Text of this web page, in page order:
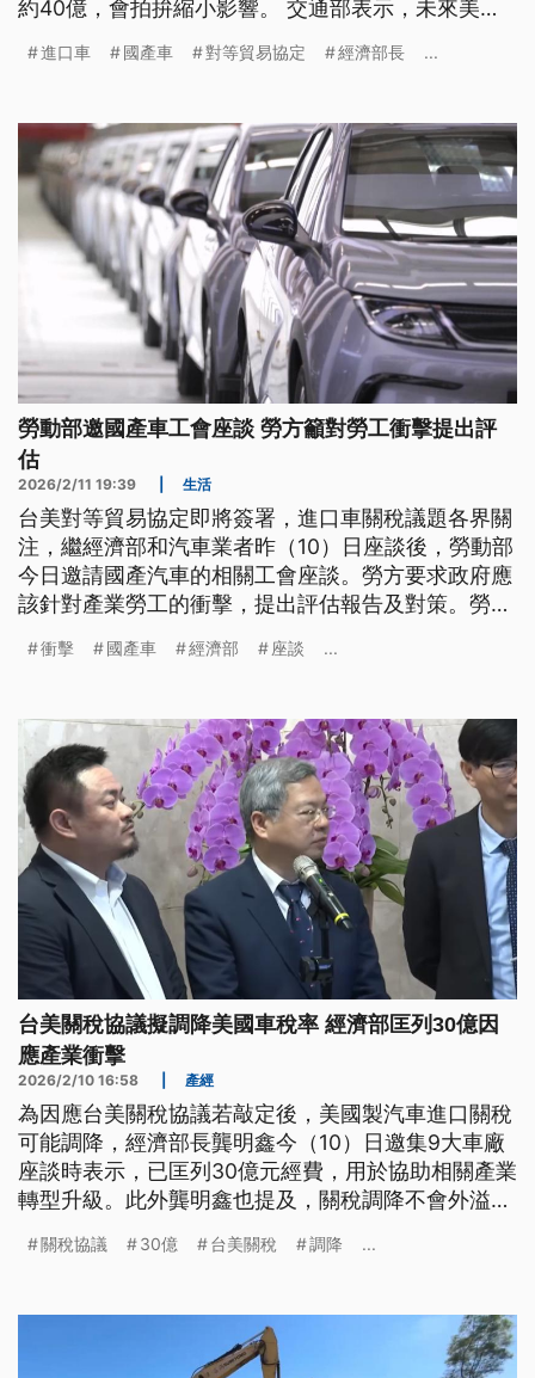
約40億，會拍拚縮小影響。 交通部表示，未來美國
口車敢會落價咧？賓士表示，有5種車型拍算調降；
台語文）
進口車 國產車 對等貿易協定 經濟部長 ...
勞動部邀國產車工會座談 勞方籲對勞工衝擊提出評
估
2026/2/11 19:39 生活
台美對等貿易協定即將簽署，進口車關稅議題各界關
注，繼經濟部和汽車業者昨（10）日座談後，勞動部
今日邀請國產汽車的相關工會座談。勞方要求政府應
該針對產業勞工的衝擊，提出評估報告及對策。勞動
的社會對話，一起提升產業的競爭力。
衝擊 國產車 經濟部 座談 ...
台美關稅協議擬調降美國車稅率 經濟部匡列30億因
應產業衝擊
2026/2/10 16:58 產經
為因應台美關稅協議若敲定後，美國製汽車進口關稅
可能調降，經濟部長龔明鑫今（10）日邀集9大車廠
座談時表示，已匡列30億元經費，用於協助相關產業
轉型升級。此外龔明鑫也提及，關稅調降不會外溢至
關稅協議 30億 台美關稅 調降 ...